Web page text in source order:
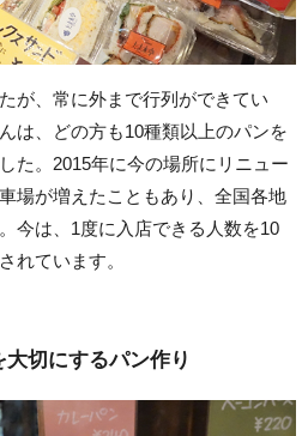
が、常に外まで行列ができてい
は、どの方も10種類以上のパンを
た。2015年に今の場所にリニュー
場が増えたこともあり、全国各地
今は、1度に入店できる人数を10
れています。
大切にするパン作り